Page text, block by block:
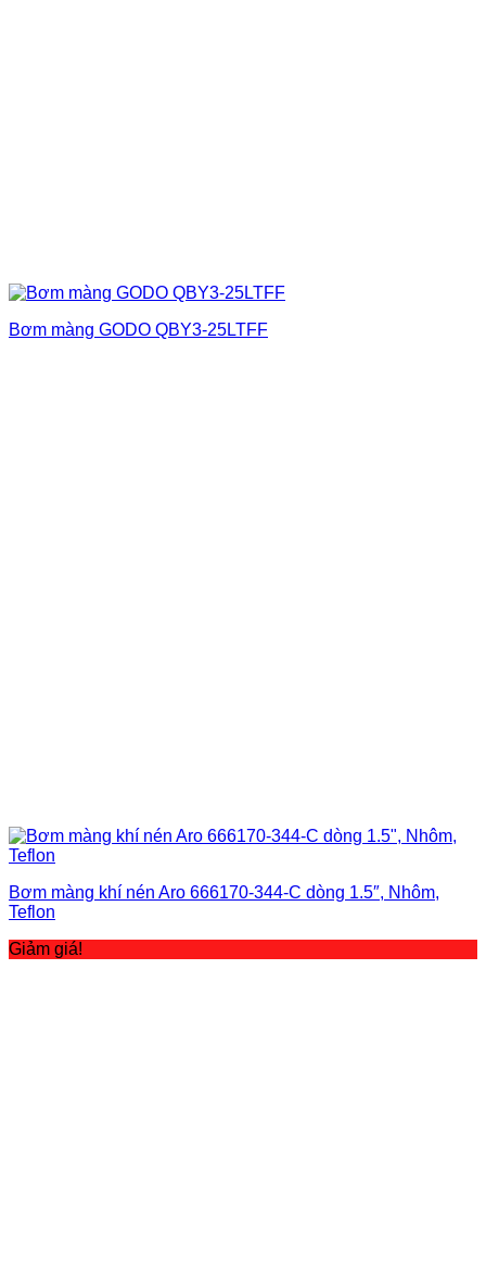
Bơm màng GODO QBY3-25LTFF
Bơm màng khí nén Aro 666170-344-C dòng 1.5″, Nhôm,
Teflon
Giảm giá!